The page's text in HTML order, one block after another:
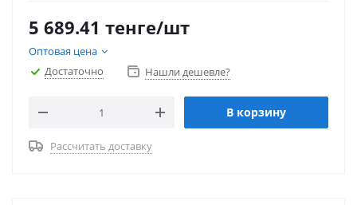
5 689.41 тенге/шт
Оптовая цена
Достаточно
Нашли дешевле?
В корзину
Рассчитать доставку